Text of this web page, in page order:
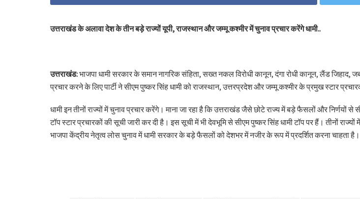
उत्तराखंड के अलावा देश के तीन बड़े राज्यों यूपी, राजस्थान और जम्मू कश्मीर में चुनाव प्रचार करेंगे धामी..
उत्तराखंड:भाजपा धामी सरकार के समान नागरिक संहिता, सख्त नकल विरोधी कानून, दंगा रोधी कानून, लैंड
प्रचार करने के लिए पार्टी ने सीएम पुष्कर सिंह धामी को राजस्थान, उत्तरप्रदेश और जम्मू कश्मीर के प्रमुख स्टार
धामी इन तीनों राज्यों में चुनाव प्रचार करेंगे। माना जा रहा है कि उत्तराखंड जैसे छोटे राज्य में बड़े फैसलों और निर्णयों
टॉप स्टार प्रचारकों की सूची जारी कर दी है। इस सूची में भी देवभूमि से सीएम पुष्कर सिंह धामी टॉप पर हैं। तीनों
भाजपा केंद्रीय नेतृत्व लोस चुनाव में धामी सरकार के बड़े फैसलों को देशभर में नजीर के रूप में प्रदर्शित करना चाहता है।